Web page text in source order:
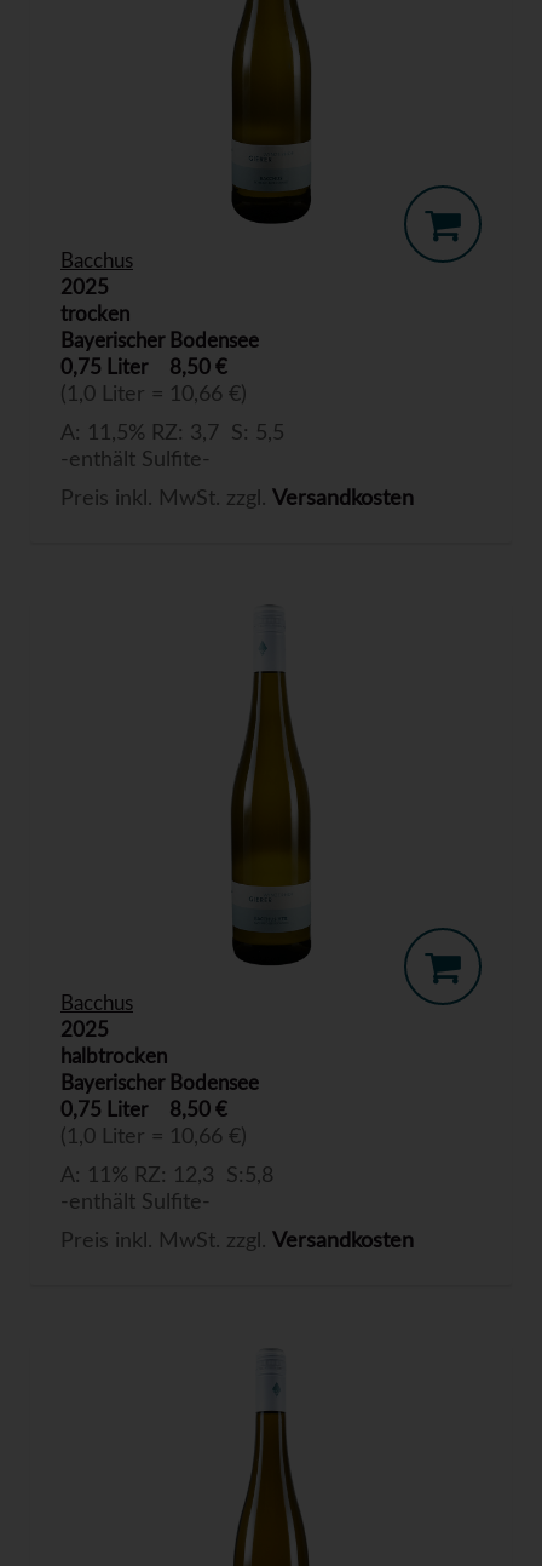
Bacchus
2025
trocken
Bayerischer Bodensee
0,75 Liter
8,50 €
(1,0 Liter = 10,66 €)
A: 11,5% RZ: 3,7 S: 5,5
-enthält Sulfite-
Preis inkl. MwSt. zzgl. Versandkosten
Bacchus
2025
halbtrocken
Bayerischer Bodensee
0,75 Liter
8,50 €
(1,0 Liter = 10,66 €)
A: 11% RZ: 12,3 S:5,8
-enthält Sulfite-
Preis inkl. MwSt. zzgl. Versandkosten